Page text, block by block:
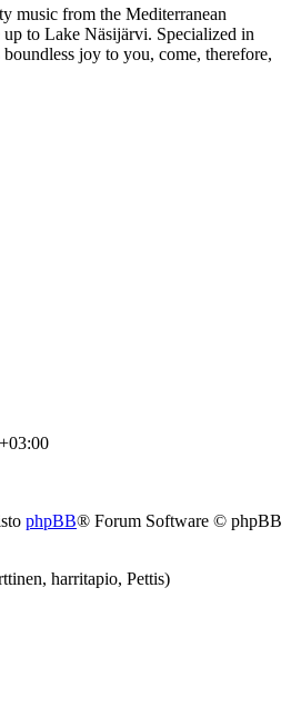
music from the Mediterranean
up to Lake Näsijärvi. Specialized in
joy to you, come, therefore,
phpBB® Forum Software © phpBB
harritapio, Pettis)